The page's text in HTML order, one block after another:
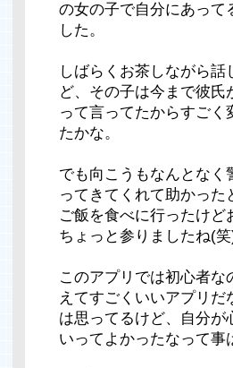
の女の子で自分にあって
した。
しばらくお茶しながら話
ど、その子は今まで彼氏
って言ってたからすごく
たかな。
でも向こうもなんとなく
ってきてくれて助かった
ご飯を食べに行ったけど
ちょっと参りましたね(
このアプリでは初心者な
えてすごくいいアプリだ
は思ってるけど、自分が
いってよかったなって事